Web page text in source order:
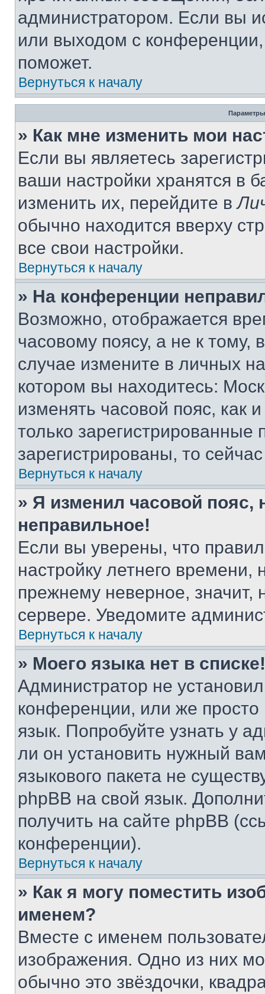
администратором. Если вы
или выходом с
поможет.
Вернуться к началу
Параметры
» Как мне изменить мои
Если вы являетесь
ваши настройки хранятся в
изменить их, перейдите в
обычно находится вверху
все свои настройки.
Вернуться к началу
» На конференции
Возможно, отображается
часовому поясу, а не к тому,
случае измените в личных
котором вы находитесь:
изменять часовой пояс, как
только
зарегистрированы, то
Вернуться к началу
» Я изменил часовой пояс,
неправильное!
Если вы уверены, что
настройку летнего
прежнему неверное, значит,
сервере. Уведомите
Вернуться к началу
» Моего языка нет в списке!
Администратор не
конференции, или же
язык. Попробуйте узнать у
ли он установить нужный
языкового пакета не
phpBB на свой язык.
получить на сайте phpBB
конференции).
Вернуться к началу
» Как я могу поместить
именем?
Вместе с именем
изображения. Одно из них
обычно это звёздочки,